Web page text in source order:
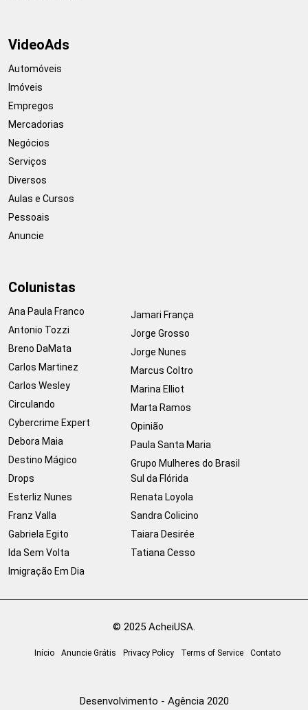
VideoAds
Automóveis
Imóveis
Empregos
Mercadorias
Negócios
Serviços
Diversos
Aulas e Cursos
Pessoais
Anuncie
Colunistas
Ana Paula Franco
Antonio Tozzi
Breno DaMata
Carlos Martinez
Carlos Wesley
Circulando
Cybercrime Expert
Debora Maia
Destino Mágico
Drops
Esterliz Nunes
Franz Valla
Gabriela Egito
Ida Sem Volta
Imigração Em Dia
Jamari França
Jorge Grosso
Jorge Nunes
Marcus Coltro
Marina Elliot
Marta Ramos
Opinião
Paula Santa Maria
Grupo Mulheres do Brasil
Sul da Flórida
Renata Loyola
Sandra Colicino
Taiara Desirée
Tatiana Cesso
© 2025 AcheiUSA.
Início Anuncie Grátis Privacy Policy Terms of Service Contato
Desenvolvimento - Agência 2020